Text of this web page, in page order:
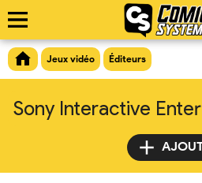
Jeux vidéo Éditeurs
Sony Interactive